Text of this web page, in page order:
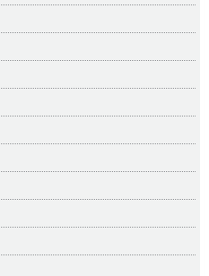
Cần Tây Đà Lạt